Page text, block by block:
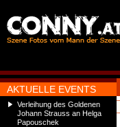
AKTUELLE EVENTS
Verleihung des Goldenen
Johann Strauss an Helga
Papouschek